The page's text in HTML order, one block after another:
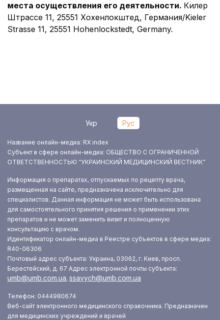
места осуществления его деятельности. Килер
Штрассе 11, 25551 Хохенлокштед, Германия/Kieler
Strasse 11, 25551 Hohenlockstedt, Germany.
Укр Рус
Название онлайн-медиа: RX index
Субъект в сфере онлайн-медиа: ОБЩЕСТВО С ОГРАНИЧЕННОЙ
ОТВЕТСТВЕННОСТЬЮ “УКРАИНСКИЙ МЕДИЦИНСКИЙ ВЕСТНИК”
Информация о препаратах, отпускаемых по рецепту врача,
размещенная на сайте, предназначена исключительно для
специалистов. Данная информация не может быть использована
для самостоятельного принятия решения о применении этих
препаратов и не может заменить визит и полноценную
консультацию с врачом.
Идентификатор онлайн-медиа в Реестре субъектов в сфере медиа:
R40-06306
Почтовый адрес субъекта: Украина, 03062, г. Киев, просп.
Берестейский, д. 67 Адрес электронной почты субъекта:
umb@umb.com.ua, ssavych@umb.com.ua
Телефон: 0444980674
Веб-сайт электронного медицинского справочника. Предназначен
для медицинских учреждений и врачей